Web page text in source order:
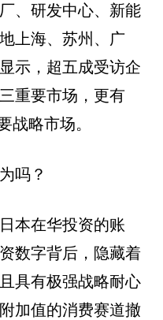
、研发中心、新能
上海、苏州、广
示，超五成受访企
重要市场，更有
战略市场。
吗？
本在华投资的账
数字背后，隐藏着
具有极强战略耐心
加值的消费赛道撤